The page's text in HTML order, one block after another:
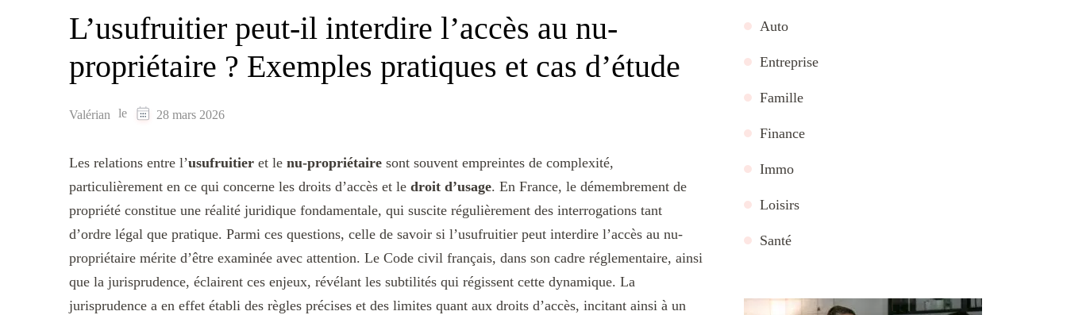
L’usufruitier peut-il interdire l’accès au nu-
propriétaire ? Exemples pratiques et cas d’étude
Valérian le 28 mars 2026
Les relations entre l’usufruitier et le nu-propriétaire sont souvent empreintes de complexité,
particulièrement en ce qui concerne les droits d’accès et le droit d’usage. En France, le démembrement de
propriété constitue une réalité juridique fondamentale, qui suscite régulièrement des interrogations tant
d’ordre légal que pratique. Parmi ces questions, celle de savoir si l’usufruitier peut interdire l’accès au nu-
propriétaire mérite d’être examinée avec attention. Le Code civil français, dans son cadre réglementaire, ainsi
que la jurisprudence, éclairent ces enjeux, révélant les subtilités qui régissent cette dynamique. La
jurisprudence a en effet établi des règles précises et des limites quant aux droits d’accès, incitant ainsi à un
Auto
Entreprise
Famille
Finance
Immo
Loisirs
Santé